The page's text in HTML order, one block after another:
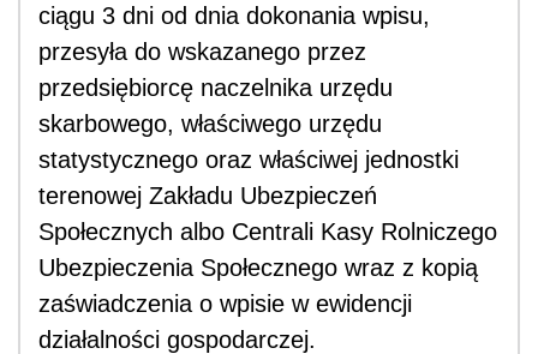
ciągu 3 dni od dnia dokonania wpisu,
przesyła do wskazanego przez
przedsiębiorcę naczelnika urzędu
skarbowego, właściwego urzędu
statystycznego oraz właściwej jednostki
terenowej Zakładu Ubezpieczeń
Społecznych albo Centrali Kasy Rolniczego
Ubezpieczenia Społecznego wraz z kopią
zaświadczenia o wpisie w ewidencji
działalności gospodarczej.